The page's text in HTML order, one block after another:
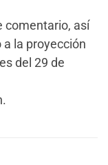
comentario, así
la proyección
del 29 de